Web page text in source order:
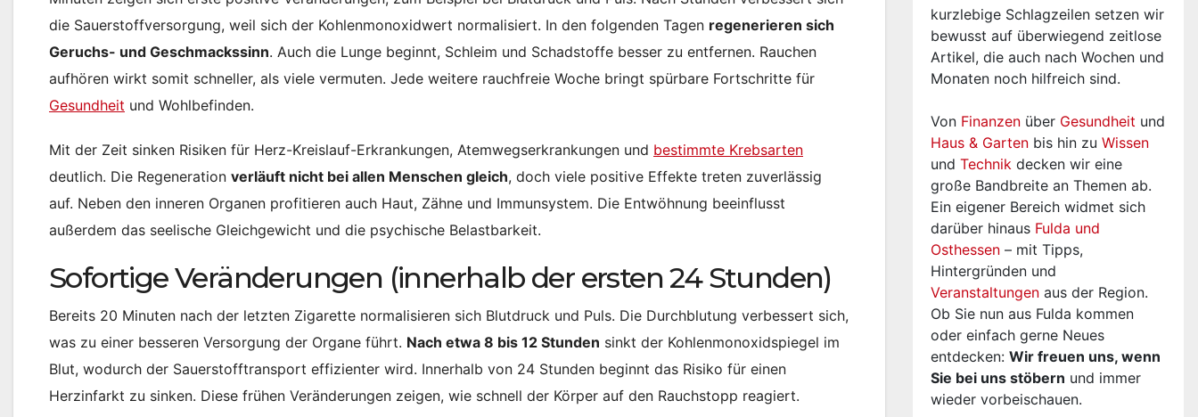
die Sauerstoffversorgung, weil sich der Kohlenmonoxidwert normalisiert. In den folgenden Tagen regenerieren sich
Geruchs- und Geschmackssinn. Auch die Lunge beginnt, Schleim und Schadstoffe besser zu entfernen. Rauchen
aufhören wirkt somit schneller, als viele vermuten. Jede weitere rauchfreie Woche bringt spürbare Fortschritte für
Gesundheit und Wohlbefinden.
Mit der Zeit sinken Risiken für Herz-Kreislauf-Erkrankungen, Atemwegserkrankungen und bestimmte Krebsarten
deutlich. Die Regeneration verläuft nicht bei allen Menschen gleich, doch viele positive Effekte treten zuverlässig
auf. Neben den inneren Organen profitieren auch Haut, Zähne und Immunsystem. Die Entwöhnung beeinflusst
außerdem das seelische Gleichgewicht und die psychische Belastbarkeit.
Sofortige Veränderungen (innerhalb der ersten 24 Stunden)
Bereits 20 Minuten nach der letzten Zigarette normalisieren sich Blutdruck und Puls. Die Durchblutung verbessert sich,
was zu einer besseren Versorgung der Organe führt. Nach etwa 8 bis 12 Stunden sinkt der Kohlenmonoxidspiegel im
Blut, wodurch der Sauerstofftransport effizienter wird. Innerhalb von 24 Stunden beginnt das Risiko für einen
Herzinfarkt zu sinken. Diese frühen Veränderungen zeigen, wie schnell der Körper auf den Rauchstopp reagiert.
kurzlebige Schlagzeilen setzen wir
bewusst auf überwiegend zeitlose
Artikel, die auch nach Wochen und
Monaten noch hilfreich sind.
Von Finanzen über Gesundheit und
Haus & Garten bis hin zu Wissen
und Technik decken wir eine
große Bandbreite an Themen ab.
Ein eigener Bereich widmet sich
darüber hinaus Fulda und
Osthessen – mit Tipps,
Hintergründen und
Veranstaltungen aus der Region.
Ob Sie nun aus Fulda kommen
oder einfach gerne Neues
entdecken: Wir freuen uns, wenn
Sie bei uns stöbern und immer
wieder vorbeischauen.